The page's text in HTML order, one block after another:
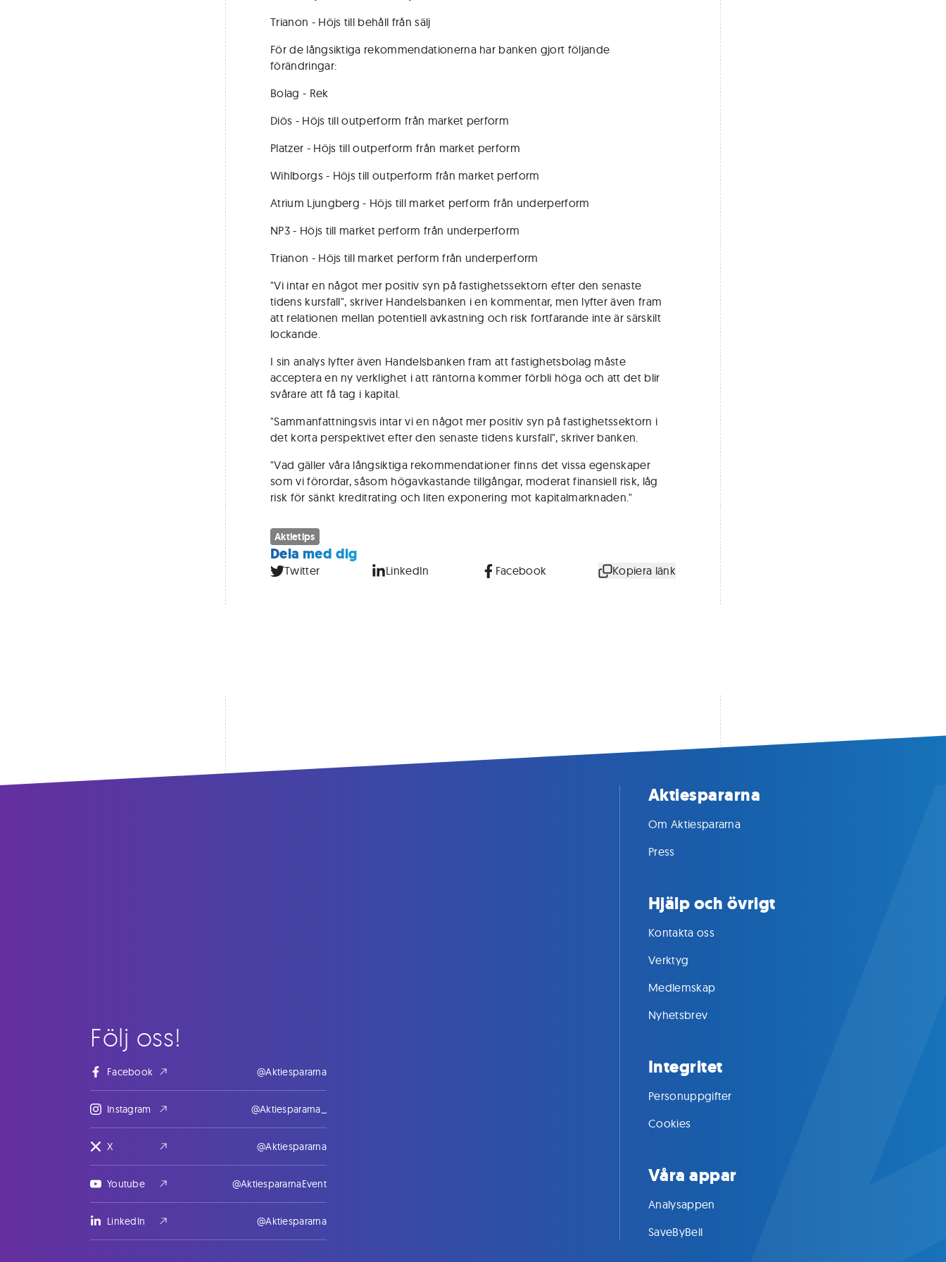
Trianon - Höjs till behåll från sälj
För de långsiktiga rekommendationerna har banken gjort följande
förändringar:
Bolag - Rek
Diös - Höjs till outperform från market perform
Platzer - Höjs till outperform från market perform
Wihlborgs - Höjs till outperform från market perform
Atrium Ljungberg - Höjs till market perform från underperform
NP3 - Höjs till market perform från underperform
Trianon - Höjs till market perform från underperform
"Vi intar en något mer positiv syn på fastighetssektorn efter den senaste
tidens kursfall", skriver Handelsbanken i en kommentar, men lyfter även fram
att relationen mellan potentiell avkastning och risk fortfarande inte är särskilt
lockande.
I sin analys lyfter även Handelsbanken fram att fastighetsbolag måste
acceptera en ny verklighet i att räntorna kommer förbli höga och att det blir
svårare att få tag i kapital.
"Sammanfattningsvis intar vi en något mer positiv syn på fastighetssektorn i
det korta perspektivet efter den senaste tidens kursfall", skriver banken.
"Vad gäller våra långsiktiga rekommendationer finns det vissa egenskaper
som vi förordar, såsom högavkastande tillgångar, moderat finansiell risk, låg
risk för sänkt kreditrating och liten exponering mot kapitalmarknaden."
Aktietips
Dela med dig
Twitter LinkedIn Facebook Kopiera länk
Följ oss!
Facebook @Aktiespararna
Instagram @Aktiespararna_
X @Aktiespararna
Youtube @AktiespararnaEvent
LinkedIn @Aktiespararna
Aktiespararna
Om Aktiespararna
Press
Hjälp och övrigt
Kontakta oss
Verktyg
Medlemskap
Nyhetsbrev
Integritet
Personuppgifter
Cookies
Våra appar
Analysappen
SaveByBell